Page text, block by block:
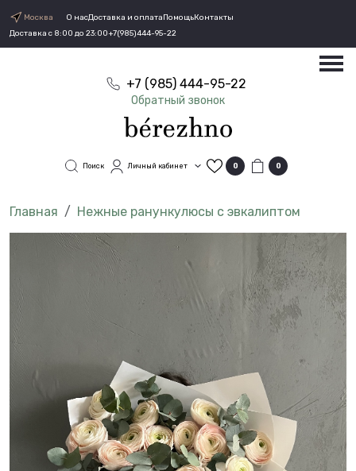
Москва О насДоставка и оплатаПомощьКонтакты
Доставка с 8:00 до 23:00+7(985)444-95-22
+7 (985) 444-95-22
Обратный звонок
Поиск Личный кабинет 0 0
Нежные ранункулюсы с эвкалиптом